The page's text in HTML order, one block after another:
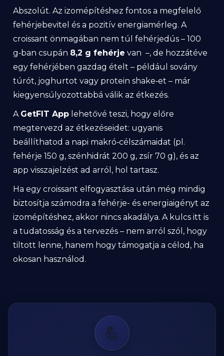
Abszolút. Az izomépítéshez fontos a megfelelő
fehérjebevitel és a pozitív energiamérleg. A
croissant önmagában nem túl fehérjedús – 100
g‑ban csupán 8,2 g fehérje van –, de hozzátéve
egy fehérjében gazdag ételt – például sovány
túrót, joghurtot vagy protein shake‑et – már
kiegyensúlyozottabbá válik az étkezés.
A GetFIT App lehetővé teszi, hogy előre
megtervezd az étkezéseidet: ugyanis
beállíthatod a napi makró‑célszámaidat (pl.
fehérje 150 g, szénhidrát 200 g, zsír 70 g), és az
app visszajelzést ad arról, hol tartasz.
Ha egy croissant elfogyasztása után még mindig
biztosítja számodra a fehérje- és energiaigényt az
izomépítéshez, akkor nincs akadálya. A kulcs itt is
a tudatosság és a tervezés – nem arról szól, hogy
tiltott lenne, hanem hogy támogatja a célod, ha
okosan használod.
💪